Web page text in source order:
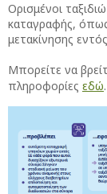
Ορισμένοι
καταγραφής,
μετακίνησης
Μπορείτε να
πληροφορίες εδώ.